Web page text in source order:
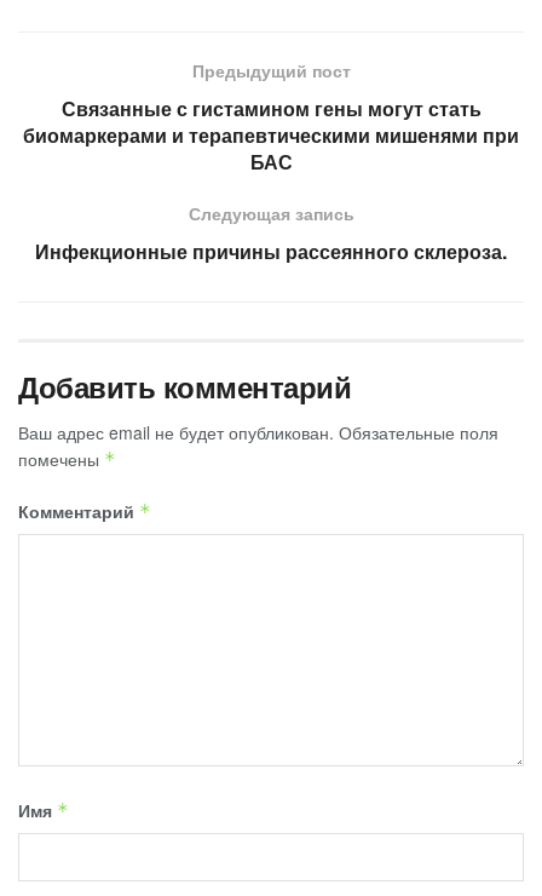
Предыдущий пост
Связанные с гистамином гены могут стать
биомаркерами и терапевтическими мишенями при
БАС
Следующая запись
Инфекционные причины рассеянного склероза.
Добавить комментарий
Ваш адрес email не будет опубликован. Обязательные поля
помечены *
Комментарий *
Имя *